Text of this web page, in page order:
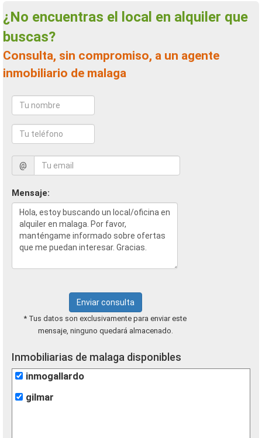
¿No encuentras el local en alquiler que
buscas?
Consulta, sin compromiso, a un agente
inmobiliario de malaga
@
Mensaje:
Enviar consulta
* Tus datos son exclusivamente para enviar este
mensaje, ninguno quedará almacenado.
Inmobiliarias de malaga disponibles
inmogallardo
gilmar